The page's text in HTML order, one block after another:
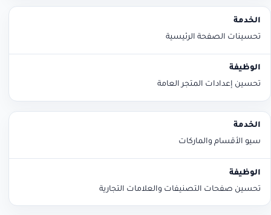
تحسينات الصفحة الرئيسية
تحسين إعدادات المتجر العامة
سيو الأقسام والماركات
تحسين صفحات التصنيفات والعلامات التجارية